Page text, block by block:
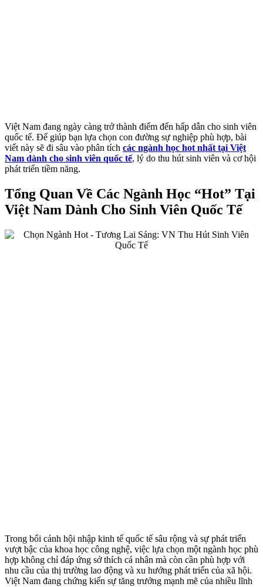
Việt Nam đang ngày càng trở thành điểm đến hấp dẫn cho sinh viên
quốc tế. Để giúp bạn lựa chọn con đường sự nghiệp phù hợp, bài
viết này sẽ đi sâu vào phân tích các ngành học hot nhất tại Việt
Nam dành cho sinh viên quốc tế, lý do thu hút sinh viên và cơ hội
phát triển tiềm năng.
Tổng Quan Về Các Ngành Học “Hot” Tại
Việt Nam Dành Cho Sinh Viên Quốc Tế
Trong bối cảnh hội nhập kinh tế quốc tế sâu rộng và sự phát triển
vượt bậc của khoa học công nghệ, việc lựa chọn một ngành học phù
hợp không chỉ đáp ứng sở thích cá nhân mà còn cần phù hợp với
nhu cầu của thị trường lao động và xu hướng phát triển của xã hội.
Việt Nam đang chứng kiến sự tăng trưởng mạnh mẽ của nhiều lĩnh